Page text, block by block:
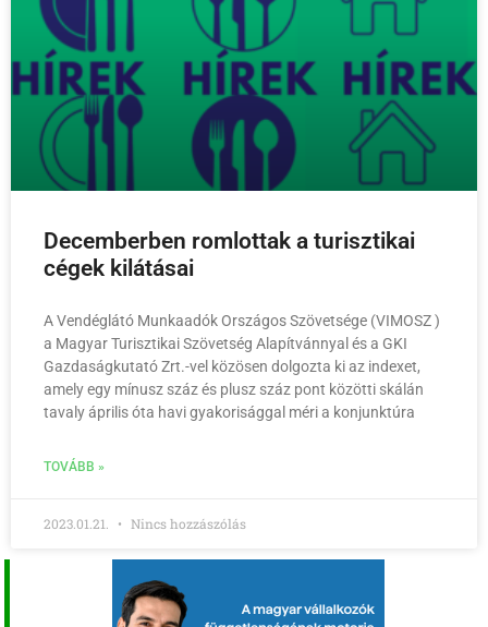
Decemberben romlottak a turisztikai
cégek kilátásai
A Vendéglátó Munkaadók Országos Szövetsége (VIMOSZ )
a Magyar Turisztikai Szövetség Alapítvánnyal és a GKI
Gazdaságkutató Zrt.-vel közösen dolgozta ki az indexet,
amely egy mínusz száz és plusz száz pont közötti skálán
tavaly április óta havi gyakorisággal méri a konjunktúra
TOVÁBB »
2023.01.21. Nincs hozzászólás